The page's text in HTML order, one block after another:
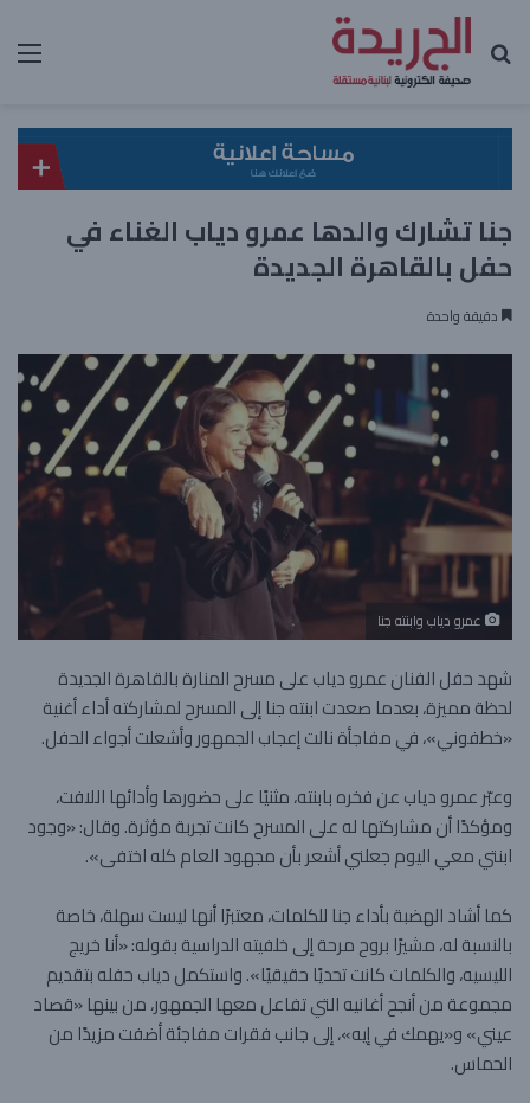
بحث عن
جنا تشارك والدها عمرو دياب الغناء في
حفل بالقاهرة الجديدة
دقيقة واحدة
عمرو دياب وابنته جنا
شهد حفل الفنان عمرو دياب على مسرح المنارة بالقاهرة الجديدة
لحظة مميزة، بعدما صعدت ابنته جنا إلى المسرح لمشاركته أداء أغنية
«خطفوني»، في مفاجأة نالت إعجاب الجمهور وأشعلت أجواء الحفل.
وعبّر عمرو دياب عن فخره بابنته، مثنيًا على حضورها وأدائها اللافت،
ومؤكدًا أن مشاركتها له على المسرح كانت تجربة مؤثرة. وقال: «وجود
ابنتي معي اليوم جعلني أشعر بأن مجهود العام كله اختفى».
كما أشاد الهضبة بأداء جنا للكلمات، معتبرًا أنها ليست سهلة، خاصة
بالنسبة له، مشيرًا بروح مرحة إلى خلفيته الدراسية بقوله: «أنا خريج
الليسيه، والكلمات كانت تحديًا حقيقيًا». واستكمل دياب حفله بتقديم
مجموعة من أنجح أغانيه التي تفاعل معها الجمهور، من بينها «قصاد
عيني» و«يهمك في إيه»، إلى جانب فقرات مفاجئة أضفت مزيدًا من
الحماس.